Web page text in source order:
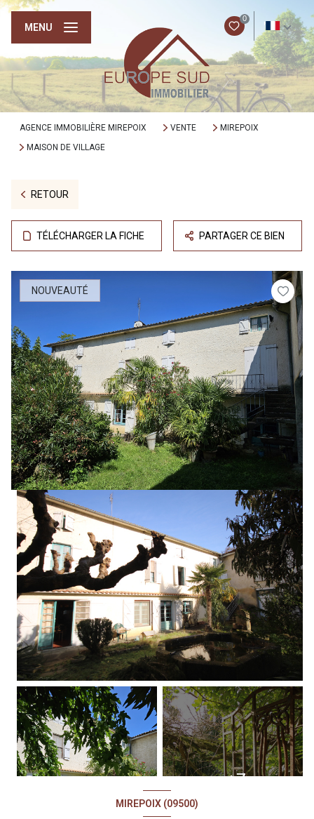
0
FR
MENU
AGENCE IMMOBILIÈRE MIREPOIX VENTE
MIREPOIX
MAISON DE VILLAGE
RETOUR
TÉLÉCHARGER LA FICHE PARTAGER CE BIEN
NOUVEAUTÉ
+7
MIREPOIX (09500)